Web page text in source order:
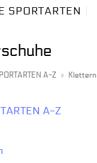
SPORTARTEN
A-Z » Klettern
A-Z